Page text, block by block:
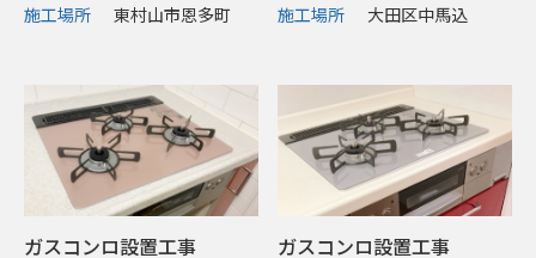
施工場所 東村山市恩多町 施工場所 大田区中馬込
ガスコンロ設置工事 ガスコンロ設置工事